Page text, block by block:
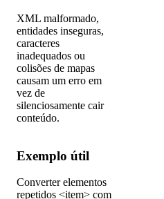
XML malformado,
entidades inseguras,
caracteres
inadequados ou
colisões de mapas
causam um erro em
vez de
silenciosamente cair
conteúdo.
Exemplo útil
Converter elementos
repetidos <item> com